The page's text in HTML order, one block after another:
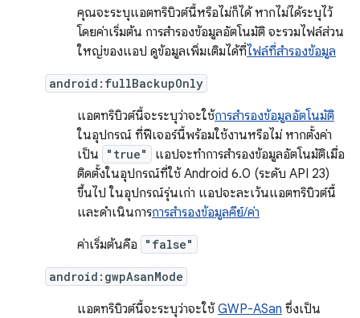
คุณจะระบุแอตทริบิวต์นี้หรือไม่ก็ได้ หากไม่ได้ระบุไว้
โดยค่าเริ่มต้น การสำรองข้อมูลอัตโนมัติ จะรวมไฟล์ส่วน
ใหญ่ของแอป ดูข้อมูลเพิ่มเติมได้ที่ไฟล์ที่สำรองข้อมูล
android:fullBackupOnly
แอตทริบิวต์นี้จะระบุว่าจะใช้การสำรองข้อมูลอัตโนมัติ
ในอุปกรณ์ ที่ฟีเจอร์นี้พร้อมใช้งานหรือไม่ หากตั้งค่า
เป็น
"true"
แอปจะทำการสำรองข้อมูลอัตโนมัติเมื่อ
ติดตั้งในอุปกรณ์ที่ใช้ Android 6.0 (ระดับ API 23)
ขึ้นไป ในอุปกรณ์รุ่นเก่า แอปจะละเว้นแอตทริบิวต์นี้
และดำเนินการการสำรองข้อมูลคีย์/ค่า
ค่าเริ่มต้นคือ
"false"
android:gwpAsanMode
แอตทริบิวต์นี้จะระบุว่าจะใช้ GWP-ASan ซึ่งเป็น